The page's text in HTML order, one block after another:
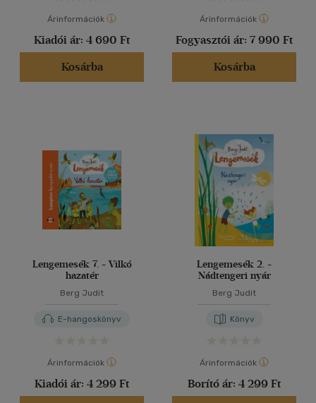
Árinformációk
Kiadói ár: 4 690 Ft
Kosárba
Árinformációk
Fogyasztói ár: 7 990 Ft
Kosárba
Lengemesék 7. - Vilkó
hazatér
Berg Judit
E-hangoskönyv
Árinformációk
Kiadói ár: 4 299 Ft
Lengemesék 2. -
Nádtengeri nyár
Berg Judit
Könyv
Árinformációk
Borító ár: 4 299 Ft